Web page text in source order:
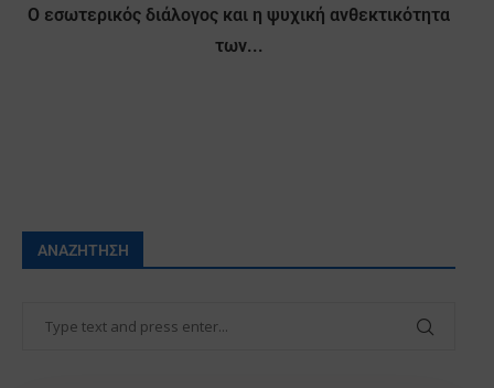
Ο εσωτερικός διάλογος και η ψυχική ανθεκτικότητα
των...
ΑΝΑΖΉΤΗΣΗ